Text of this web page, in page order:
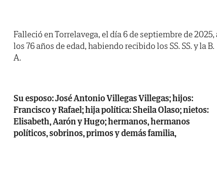
Falleció en Torrelavega, el día 6 de septiembre de 2025,
los 76 años de edad, habiendo recibido los SS. SS. y la B.
A.
Su esposo: José Antonio Villegas Villegas; hijos:
Francisco y Rafael; hija política: Sheila Olaso; nietos:
Elisabeth, Aarón y Hugo; hermanos, hermanos
políticos, sobrinos, primos y demás familia,